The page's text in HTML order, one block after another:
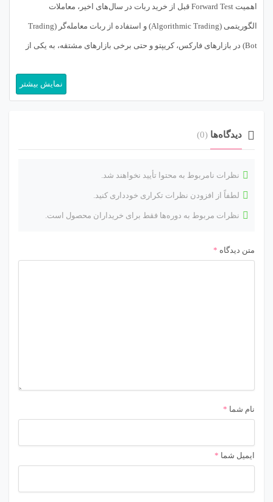
اهمیت Forward Test قبل از خرید ربات در سال‌های اخیر، معاملات
الگوریتمی (Algorithmic Trading) و استفاده از ربات معامله‌گر (Trading
Bot) در بازارهای فارکس، کریپتو و حتی برخی بازارهای مشتقه، به یکی از
معامله‌گران به‌جای اینکه ساعت‌ها پای نمودار بنشینند، ترجیح می‌دهند یک
اکسپرت (Expert […]
نمایش بیشتر
دیدگاه‌ها (0)
نظرات نامربوط به محتوا تأیید نخواهند شد.
لطفاً از افزودن نظرات تکراری خودداری کنید.
نظرات مربوط به دوره‌ها فقط برای خریداران محصول است.
متن دیدگاه *
نام شما *
ایمیل شما *